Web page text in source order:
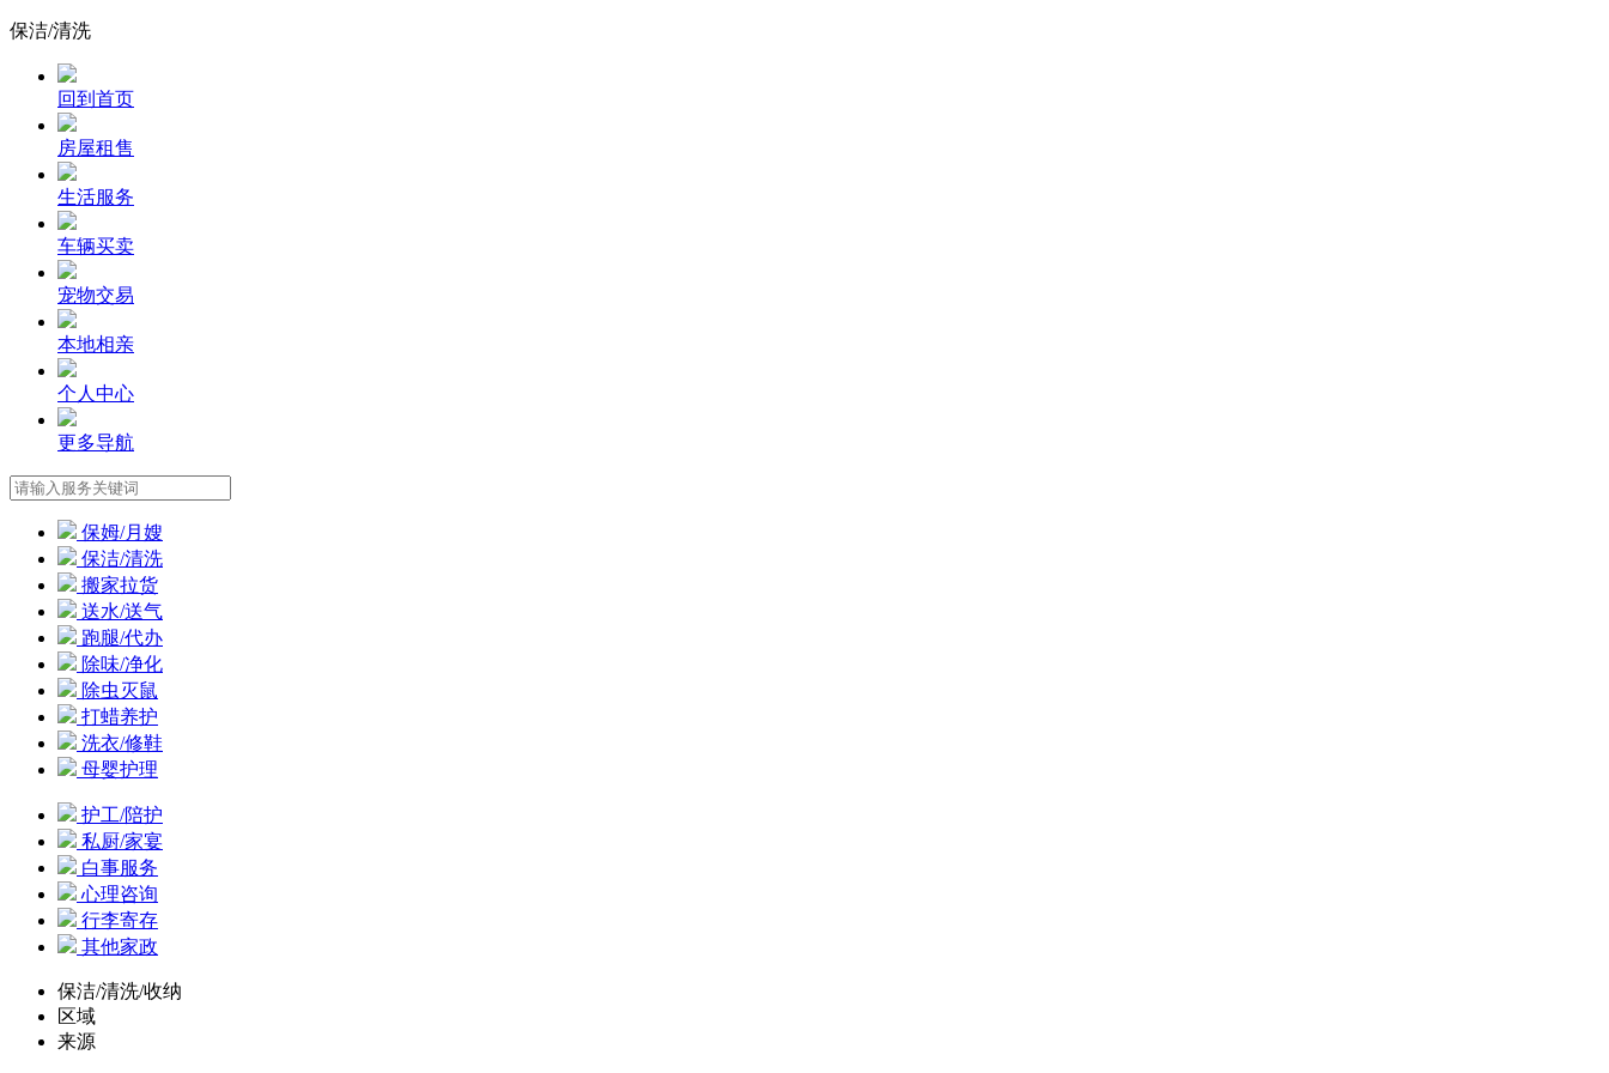
保洁/清洗
回到首页
房屋租售
生活服务
车辆买卖
宠物交易
本地相亲
个人中心
更多导航
保姆/月嫂
保洁/清洗
搬家拉货
送水/送气
跑腿/代办
除味/净化
除虫灭鼠
打蜡养护
洗衣/修鞋
母婴护理
护工/陪护
私厨/家宴
白事服务
心理咨询
行李寄存
其他家政
保洁/清洗/收纳
区域
来源